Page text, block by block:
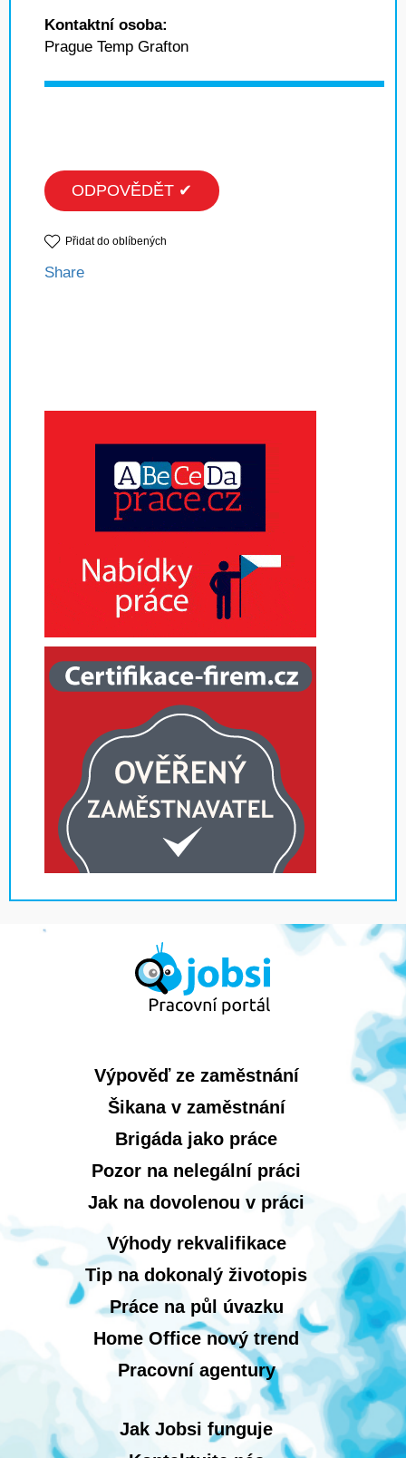
Kontaktní osoba:
Prague Temp Grafton
ODPOVĚDĚT ✔
Přidat do oblíbených
Share
Výpověď ze zaměstnání
Šikana v zaměstnání
Brigáda jako práce
Pozor na nelegální práci
Jak na dovolenou v práci
Výhody rekvalifikace
Tip na dokonalý životopis
Práce na půl úvazku
Home Office nový trend
Pracovní agentury
Jak Jobsi funguje